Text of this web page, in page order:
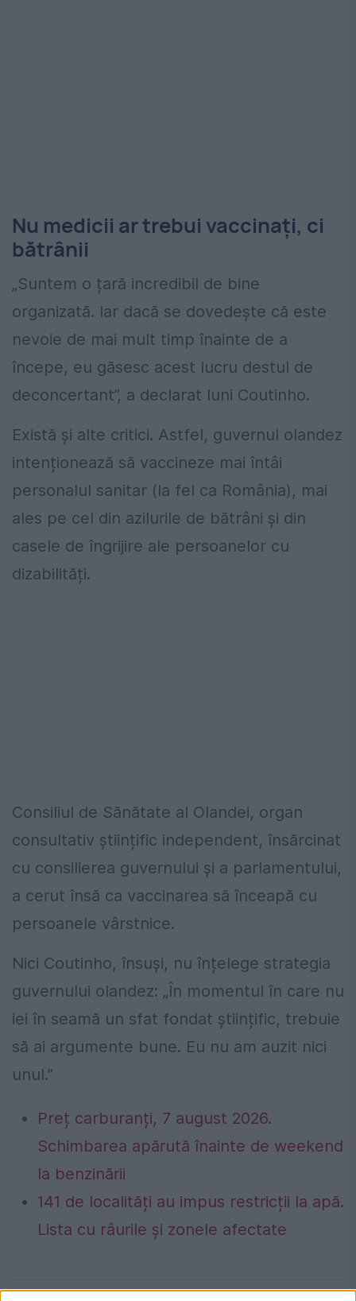
Nu medicii ar trebui vaccinați, ci
bătrânii
„Suntem o țară incredibil de bine
organizată. Iar dacă se dovedește că este
nevoie de mai mult timp înainte de a
începe, eu găsesc acest lucru destul de
deconcertant”, a declarat luni Coutinho.
Există și alte critici. Astfel, guvernul olandez
intenționează să vaccineze mai întâi
personalul sanitar (la fel ca România), mai
ales pe cel din azilurile de bătrâni și din
casele de îngrijire ale persoanelor cu
dizabilități.
Consiliul de Sănătate al Olandei, organ
consultativ științific independent, însărcinat
cu consilierea guvernului și a parlamentului,
a cerut însă ca vaccinarea să înceapă cu
persoanele vârstnice.
Nici Coutinho, însuși, nu înțelege strategia
guvernului olandez: „În momentul în care nu
iei în seamă un sfat fondat științific, trebuie
să ai argumente bune. Eu nu am auzit nici
unul.”
Preț carburanți, 7 august 2026.
Schimbarea apărută înainte de weekend
la benzinării
141 de localități au impus restricții la apă.
Lista cu râurile și zonele afectate